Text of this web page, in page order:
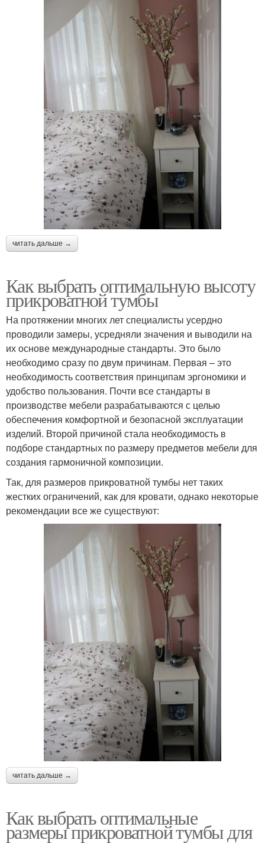
читать дальше →
Как выбрать оптимальную высоту
прикроватной тумбы
На протяжении многих лет специалисты усердно
проводили замеры, усредняли значения и выводили на
их основе международные стандарты. Это было
необходимо сразу по двум причинам. Первая – это
необходимость соответствия принципам эргономики и
удобство пользования. Почти все стандарты в
производстве мебели разрабатываются с целью
обеспечения комфортной и безопасной эксплуатации
изделий. Второй причиной стала необходимость в
подборе стандартных по размеру предметов мебели для
создания гармоничной композиции.
Так, для размеров прикроватной тумбы нет таких
жестких ограничений, как для кровати, однако некоторые
рекомендации все же существуют:
читать дальше →
Как выбрать оптимальные
размеры прикроватной тумбы для